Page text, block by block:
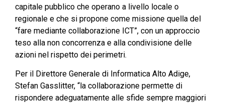
capitale pubblico che operano a livello locale o
regionale e che si propone come missione quella del
“fare mediante collaborazione ICT”, con un approccio
teso alla non concorrenza e alla condivisione delle
azioni nel rispetto dei perimetri.
Per il Direttore Generale di Informatica Alto Adige,
Stefan Gasslitter, “la collaborazione permette di
rispondere adeguatamente alle sfide sempre maggiori